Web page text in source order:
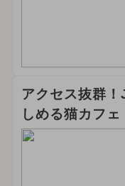
アクセス抜群
しめる猫カフェ